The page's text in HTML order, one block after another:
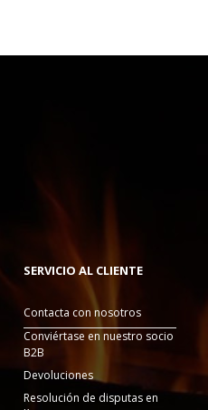
SERVICIO AL CLIENTE
Contacta con nosotros
Conviértase en nuestro socio
B2B
Devoluciones
Resolución de disputas en